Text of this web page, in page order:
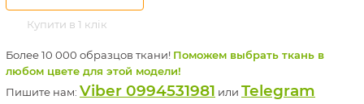
Купити в 1 клік
Более 10 000 образцов ткани! Поможем выбрать ткань в
любом цвете для этой модели!
Пишите нам: Viber 0994531981 или Telegram